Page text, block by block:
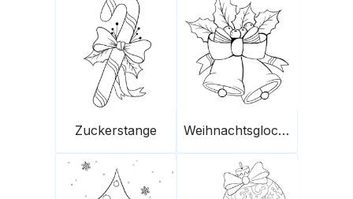
Zuckerstange Weihnachtsglocken